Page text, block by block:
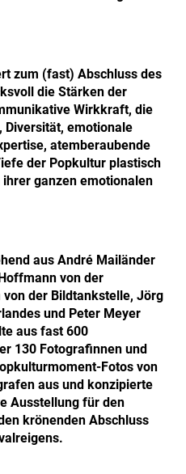
zum (fast) Abschluss des
die Stärken der
Wirkkraft, die
Diversität, emotionale
atemberaubende
der Popkultur plastisch
ganzen emotionalen
aus André Mailänder
von der
von der Bildtankstelle, Jörg
und Peter Meyer
aus fast 600
130 Fotografinnen und
Fotos von
aus und konzipierte
Ausstellung für den
krönenden Abschluss